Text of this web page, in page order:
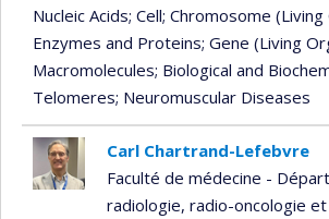
Nucleic Acids; Cell; Chromosome
Enzymes and Proteins; Gene (Living
Macromolecules; Biological and
Telomeres; Neuromuscular Diseases
Carl Chartrand-Lefebvre
Faculté de médecine -
radiologie, radio-oncologie